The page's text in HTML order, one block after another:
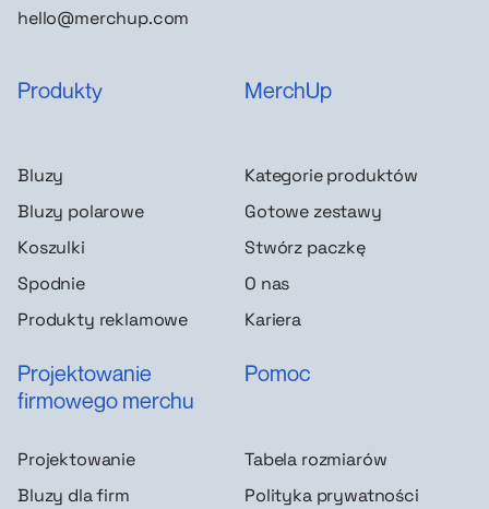
hello@merchup.com
Produkty
Bluzy
Bluzy polarowe
Koszulki
Spodnie
Produkty reklamowe
MerchUp
Kategorie produktów
Gotowe zestawy
Stwórz paczkę
O nas
Kariera
Projektowanie
firmowego merchu
Projektowanie
Bluzy dla firm
Pomoc
Tabela rozmiarów
Polityka prywatności